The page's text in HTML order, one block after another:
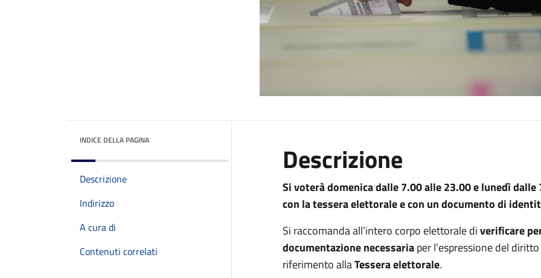
INDICE DELLA PAGINA
Descrizione
Indirizzo
A cura di
Contenuti correlati
Descrizione
Si voteràdomenicadalle 7.00 alle 23.00 e lunedì
con la tessera elettorale e con un documento di
Si raccomanda all’intero corpo elettorale diverificare
documentazione necessariaper l’espressione del
riferimento allaTessera elettorale.